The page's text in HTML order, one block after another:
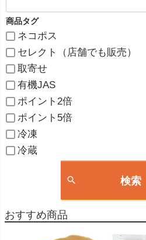
商品タグ
ネコポス
セレクト（店舗でも販売）
取寄せ
有機JAS
ポイント2倍
ポイント5倍
冷凍
冷蔵
検索
おすすめ商品